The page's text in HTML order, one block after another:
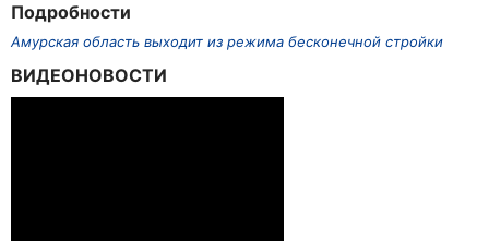
Подробности
Амурская область выходит из режима бесконечной стройки
ВИДЕОНОВОСТИ